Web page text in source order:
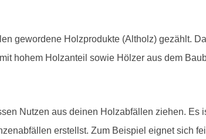
gewordene Holzprodukte (Altholz) gezählt.
hohem Holzanteil sowie Hölzer aus dem
Nutzen aus deinen Holzabfällen ziehen. Es
erstellst. Zum Beispiel eignet sich